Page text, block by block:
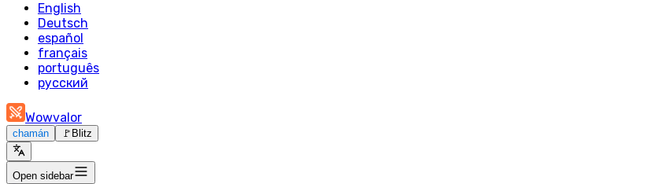
English
Deutsch
español
français
português
русский
Wowvalor
chamán 🚩 Blitz
Open sidebar